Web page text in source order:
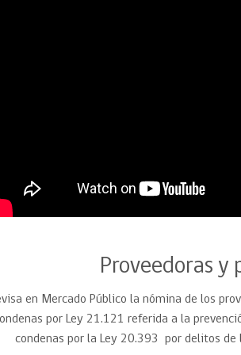
Proveedoras y
en Mercado Público la nómina de los
por Ley 21.121 referida a la
condenas por la Ley 20.393
por delitos de